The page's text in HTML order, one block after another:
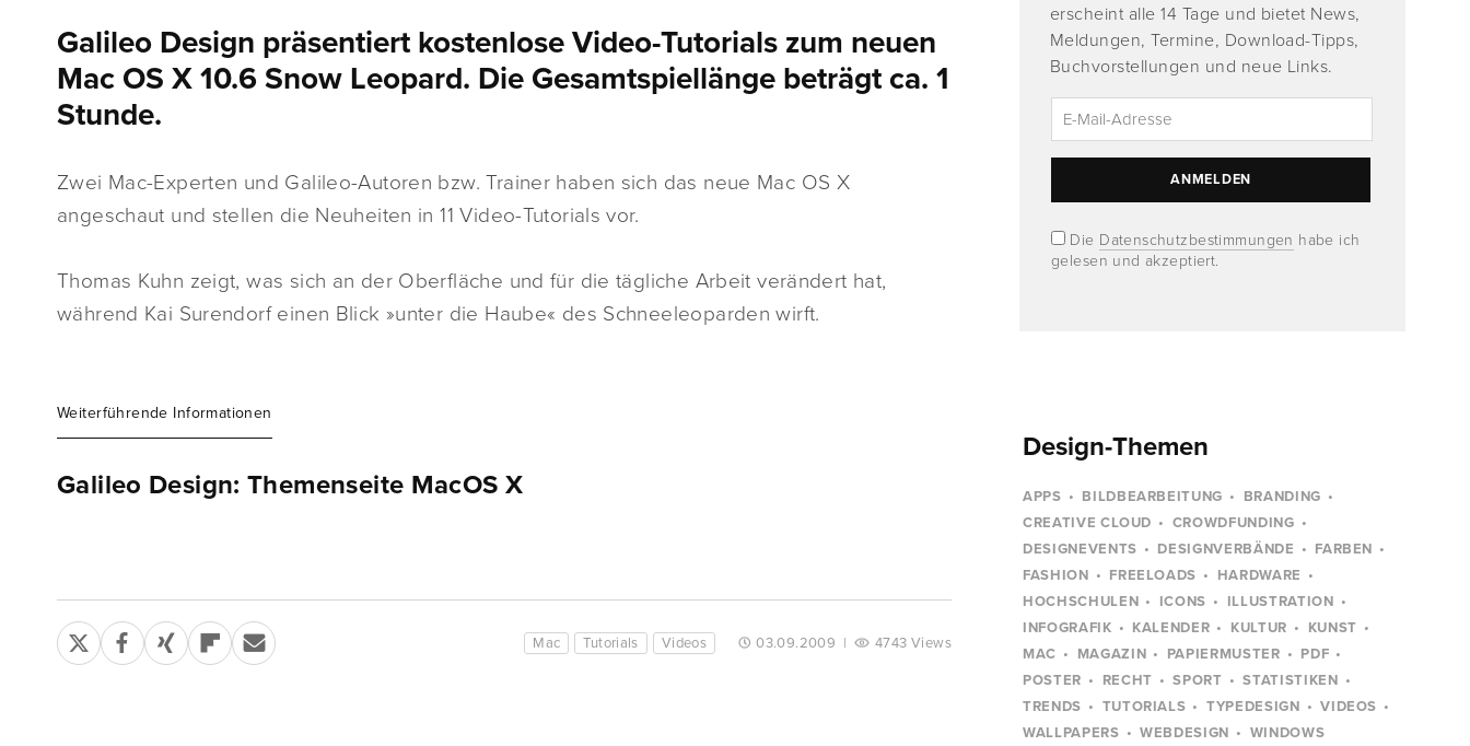
Galileo Design präsentiert kostenlose Video-Tutorials zum neuen
Mac OS X 10.6 Snow Leopard. Die Gesamtspiellänge beträgt ca. 1
Stunde.
Zwei Mac-Experten und Galileo-Autoren bzw. Trainer haben sich das neue Mac OS X
angeschaut und stellen die Neuheiten in 11 Video-Tutorials vor.
Thomas Kuhn zeigt, was sich an der Oberfläche und für die tägliche Arbeit verändert hat,
während Kai Surendorf einen Blick »unter die Haube« des Schneeleoparden wirft.
Weiterführende Informationen
Galileo Design: Themenseite MacOS X
Mac Tutorials Videos 03.09.2009 | 4743 Views
erscheint alle 14 Tage und bietet News,
Meldungen, Termine, Download-Tipps,
Buchvorstellungen und neue Links.
Die Datenschutzbestimmungen habe ich
gelesen und akzeptiert.
Design-Themen
APPS BILDBEARBEITUNG
BRANDING
CREATIVE CLOUD
CROWDFUNDING
DESIGNEVENTS
DESIGNVERBÄNDE
FARBEN
FASHION
FREELOADS
HARDWARE
HOCHSCHULEN
ICONS
ILLUSTRATION
INFOGRAFIK
KALENDER KULTUR
KUNST
MAC
MAGAZIN PAPIERMUSTER
PDF
POSTER
RECHT SPORT
STATISTIKEN
TRENDS
TUTORIALS TYPEDESIGN
VIDEOS
WALLPAPERS
WEBDESIGN WINDOWS